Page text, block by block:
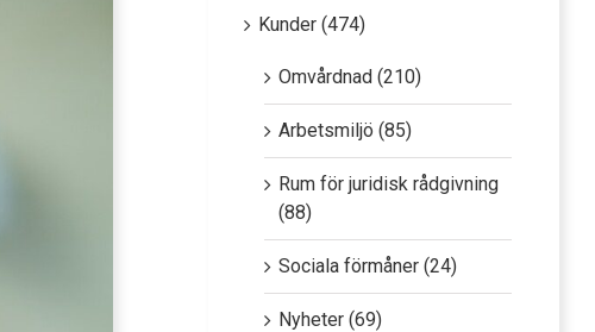
Kunder (474)
Omvårdnad (210)
Arbetsmiljö (85)
Rum för juridisk rådgivning
(88)
Sociala förmåner (24)
Nyheter (69)